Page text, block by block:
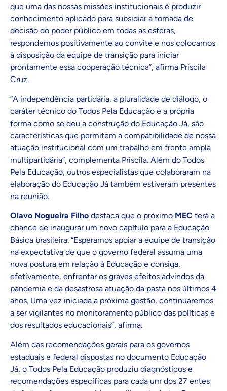
que uma das nossas missões institucionais é produzir
conhecimento aplicado para subsidiar a tomada de
decisão do poder público em todas as esferas,
respondemos positivamente ao convite e nos colocamos
à disposição da equipe de transição para iniciar
prontamente essa cooperação técnica”, afirma Priscila
Cruz.
“A independência partidária, a pluralidade de diálogo, o
caráter técnico do Todos Pela Educação e a própria
forma como se deu a construção do Educação Já, são
características que permitem a compatibilidade de nossa
atuação institucional com um trabalho em frente ampla
multipartidária”, complementa Priscila. Além do Todos
Pela Educação, outros especialistas que colaboraram na
elaboração do Educação Já também estiveram presentes
na reunião.
Olavo Nogueira Filho destaca que o próximo MEC terá a
chance de inaugurar um novo capítulo para a Educação
Básica brasileira. “Esperamos apoiar a equipe de transição
na expectativa de que o governo federal assuma uma
nova postura em relação à Educação e consiga,
efetivamente, enfrentar os graves efeitos advindos da
pandemia e da desastrosa atuação da pasta nos últimos 4
anos. Uma vez iniciada a próxima gestão, continuaremos
a ser vigilantes no monitoramento público das políticas e
dos resultados educacionais”, afirma.
Além das recomendações gerais para os governos
estaduais e federal dispostas no documento Educação
Já, o Todos Pela Educação produziu diagnósticos e
recomendações específicas para cada um dos 27 entes